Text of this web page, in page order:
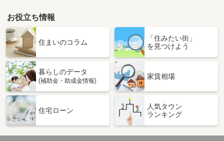
お役立ち情報
住まいのコラム
「住みたい街」
を見つけよう
暮らしのデータ
(補助金・助成金情報)
家賃相場
住宅ローン
人気タウン
ランキング